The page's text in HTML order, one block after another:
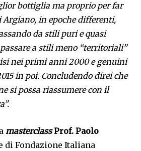
bottiglia ma proprio per far
Argiano, in epoche differenti,
da stili puri e quasi
a stili meno “territoriali”
nei primi anni 2000 e genuini
in poi. Concludendo direi che
si possa riassumere con il
masterclass Prof. Paolo
di Fondazione Italiana